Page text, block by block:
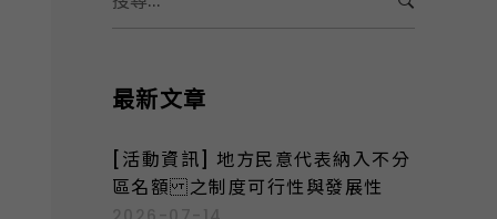
e
c
f
o
r
最新文章
[活動資訊] 地方民意代表納入不分
區名額 之制度可行性與發展性